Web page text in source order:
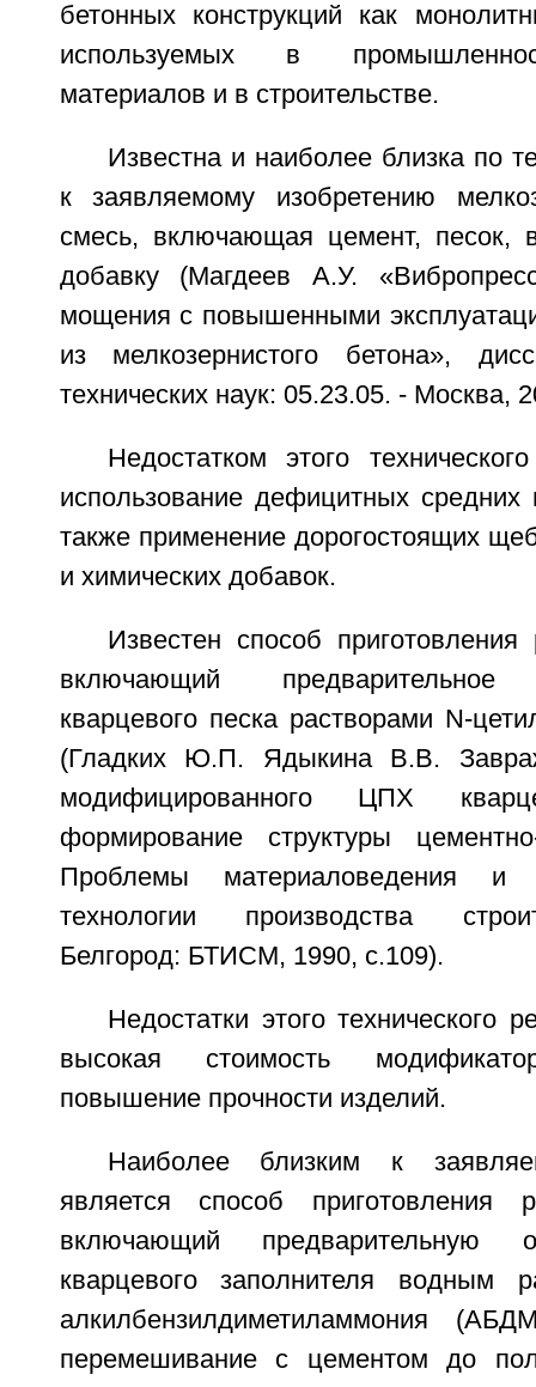
бетонных конструкций как
используемых в
материалов и в строительстве.
Известна и наиболее близка по
к заявляемому изобретению
смесь, включающая цемент, песок,
добавку (Магдеев А.У.
мощения с повышенными
из мелкозернистого бетона»,
технических наук: 05.23.05. - Москва,
Недостатком этого
использование дефицитных
также применение дорогостоящих
и химических добавок.
Известен способ
включающий предварительное
кварцевого песка растворами N-
(Гладких Ю.П. Ядыкина В.В.
модифицированного ЦПХ
формирование структуры
Проблемы материаловедения и
технологии производства
Белгород: БТИСМ, 1990, с.109).
Недостатки этого
высокая стоимость
повышение прочности изделий.
Наиболее близким к
является способ приготовления
включающий предварительную
кварцевого заполнителя водным
алкилбензилдиметиламмония
перемешивание с цементом до